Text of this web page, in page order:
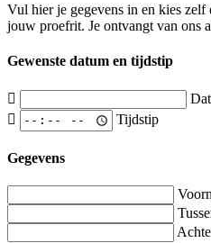
Vul hier je gegevens in en kies
jouw proefrit. Je ontvangt van ons
Gewenste datum en tijdstip
Tijdstip
Gegevens